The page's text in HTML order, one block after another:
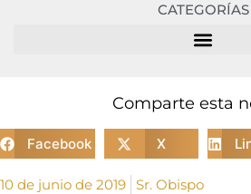
CATEGORÍAS
Comparte esta
Facebook X
10 de junio de 2019 Sr. Obispo